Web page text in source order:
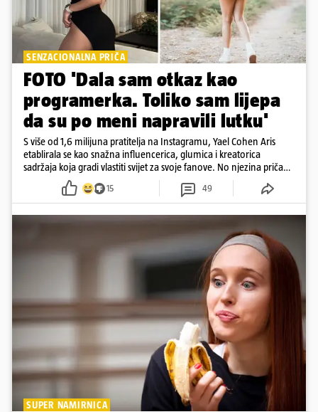
SENZACIONALNA PRIČA
FOTO 'Dala sam otkaz kao
programerka. Toliko sam lijepa
da su po meni napravili lutku'
S više od 1,6 milijuna pratitelja na Instagramu, Yael Cohen Aris
etablirala se kao snažna influencerica, glumica i kreatorica
sadržaja koja gradi vlastiti svijet za svoje fanove. No njezina priča
pokazuje da online slava dolazi i s neočekivanim izazovima
15 49
SUPER NAMIRNICA